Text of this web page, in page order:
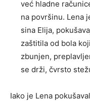
već hladne
na površinu. Lena
sina Elija,
zaštitila od bola
zbunjen,
se drži, čvrsto
Iako je Lena